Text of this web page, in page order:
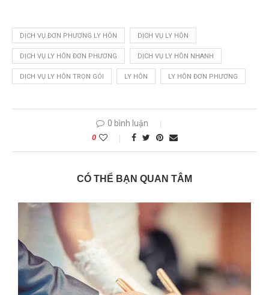
DỊCH VỤ ĐƠN PHƯƠNG LY HÔN DỊCH VỤ LY HÔN
DỊCH VỤ LY HÔN ĐƠN PHƯƠNG DỊCH VỤ LY HÔN NHANH
DỊCH VỤ LY HÔN TRỌN GÓI LY HÔN LY HÔN ĐƠN PHƯƠNG
0 bình luận
0
CÓ THỂ BẠN QUAN TÂM